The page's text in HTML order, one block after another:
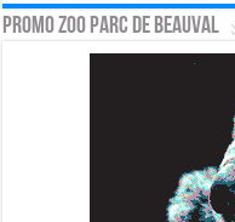
PROMO ZOO PARC DE BEAUVAL